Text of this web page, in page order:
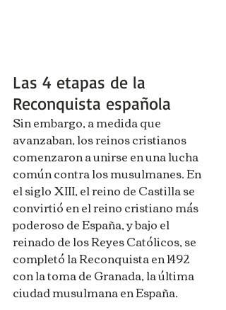
Las 4 etapas de la
Reconquista española
Sin embargo, a medida que
avanzaban, los reinos cristianos
comenzaron a unirse en una lucha
común contra los musulmanes. En
el siglo XIII, el reino de Castilla se
convirtió en el reino cristiano más
poderoso de España, y bajo el
reinado de los Reyes Católicos, se
completó la Reconquista en 1492
con la toma de Granada, la última
ciudad musulmana en España.